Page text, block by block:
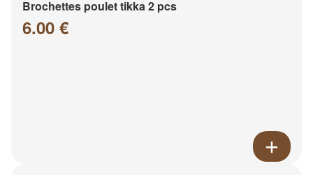
Brochettes poulet tikka 2 pcs
6.00 €